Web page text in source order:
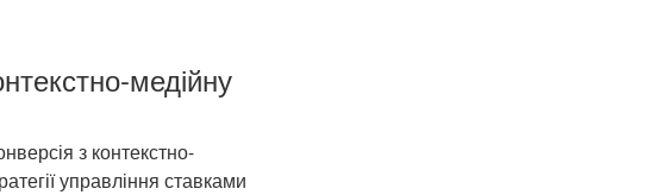
медійну
з контекстно-
управління ставками